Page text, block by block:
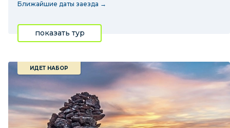
Ближайшие даты заезда →
показать тур
ИДЕТ НАБОР